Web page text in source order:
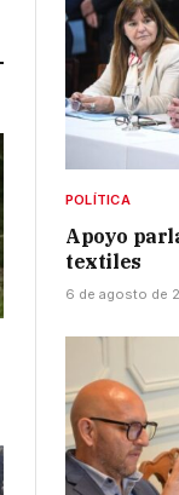
POLÍTICA
Apoyo
textiles
6 de agosto de